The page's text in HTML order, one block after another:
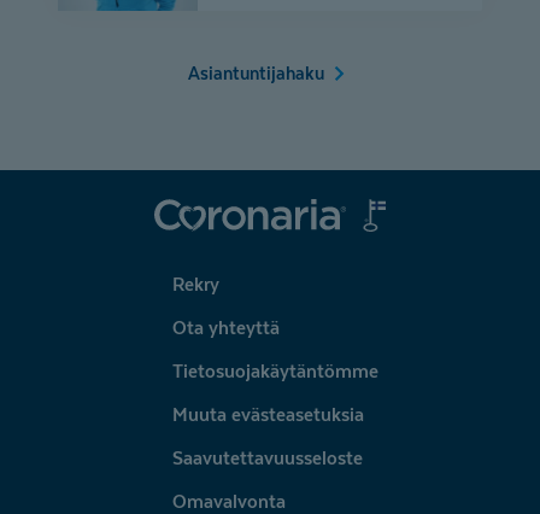
Asiantuntijahaku
Coronaria
Rekry
Ota yhteyttä
Tietosuojakäytäntömme
Muuta evästeasetuksia
Saavutettavuusseloste
Omavalvonta